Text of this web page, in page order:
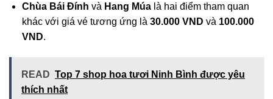
Chùa Bái Đính và Hang Múalà hai điểm tham quan
khác với giá vé tương ứng là 30.000 VND và 100.000
VND.
READ Top 7 shop hoa tươi Ninh Bình được yêu
thích nhất